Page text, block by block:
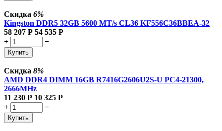
Скидка 6%
Kingston DDR5 32GB 5600 MT/s CL36 KF556C36BBEA-32
58 207 Р 54 535 Р
+
−
Купить
Скидка 8%
AMD DDR4 DIMM 16GB R7416G2606U2S-U PC4-21300,
2666MHz
11 230 Р 10 325 Р
+
−
Купить